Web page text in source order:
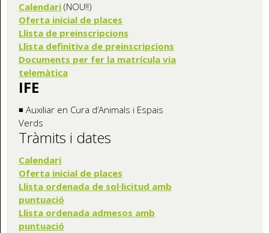
Calendari (NOU!!)
Oferta inicial de places
Llista de preinscripcions
Llista definitiva de preinscripcions
Documents per fer la matrícula via
telemàtica
IFE
◾ Auxiliar en Cura d’Animals i Espais
Verds
Tràmits i dates
Calendari
Oferta inicial de places
Llista ordenada de sol·licitud amb
puntuació
Llista ordenada admesos amb
puntuació